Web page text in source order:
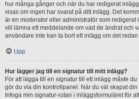
hur många gånger och när du har redigerat
visas om ingen har svarat på ditt inlägg. Det
är en moderator eller administratör som redigerat
vill lämna ett meddelande om vad de ändrat och
användare inte kan ta bort ett inlägg om det
Upp
Hur lägger jag till en signatur till mitt inlägg?
För att lägga till en signatur till ett inlägg måste
gör du via din kontrollpanel. När du väl skapat
Infoga min signatur-rutan i inläggsformuläret för